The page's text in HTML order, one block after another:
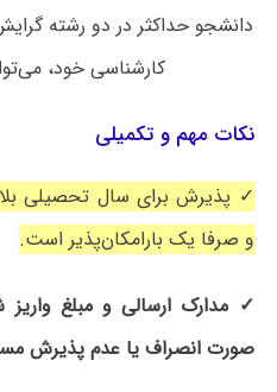
دانشجو حداکثر در دو رشته
کارشناسی خود،
نکات مهم و تکمیلی
✓ پذیرش برای سال تحصیلی
و صرفا یک بارامکان‌پذیر است.
✓ مدارک ارسالی و مبلغ
صورت انصراف یا عدم پذیرش